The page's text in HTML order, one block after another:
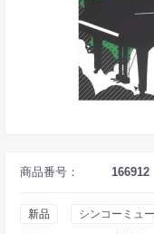
商品番号： 166912
新品 シンコーミュ